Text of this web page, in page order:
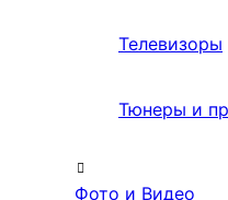
Телевизоры
Тюнеры и
Фото и Видео